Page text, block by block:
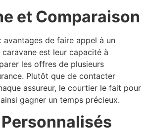
et Comparaison
avantages de faire appel à un
est leur capacité à
les offres de plusieurs
Plutôt que de contacter
assureur, le courtier le fait pour
gagner un temps précieux.